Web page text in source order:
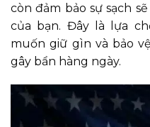
còn đảm bảo sự sạch
của bạn. Đây là lựa
muốn giữ gìn và bảo
gây bẩn hàng ngày.